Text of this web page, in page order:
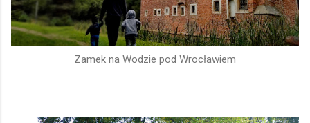
Zamek na Wodzie pod Wrocławiem